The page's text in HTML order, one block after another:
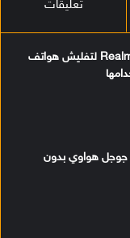
تعليقات
تحميل أداة Realme Flash Tool لتفليش هواتف
هواوي بدون